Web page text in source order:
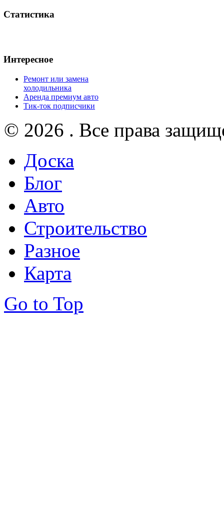
Статистика
Интересное
Ремонт или замена
холодильника
Аренда премиум авто
Тик-ток подписчики
© 2026 . Все права
Доска
Блог
Авто
Строительство
Разное
Карта
Go to Top